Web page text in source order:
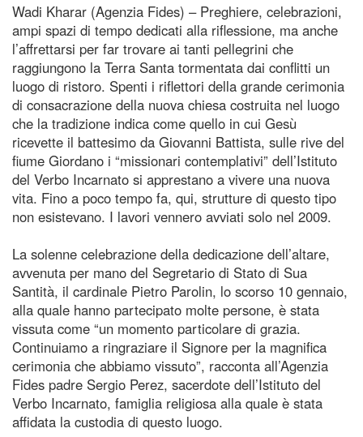
Wadi Kharar (Agenzia Fides) – Preghiere, celebrazioni,
ampi spazi di tempo dedicati alla riflessione, ma anche
l’affrettarsi per far trovare ai tanti pellegrini che
raggiungono la Terra Santa tormentata dai conflitti un
luogo di ristoro. Spenti i riflettori della grande cerimonia
di consacrazione della nuova chiesa costruita nel luogo
che la tradizione indica come quello in cui Gesù
ricevette il battesimo da Giovanni Battista, sulle rive del
fiume Giordano i “missionari contemplativi” dell’Istituto
del Verbo Incarnato si apprestano a vivere una nuova
vita. Fino a poco tempo fa, qui, strutture di questo tipo
non esistevano. I lavori vennero avviati solo nel 2009.
La solenne celebrazione della dedicazione dell’altare,
avvenuta per mano del Segretario di Stato di Sua
Santità, il cardinale Pietro Parolin, lo scorso 10 gennaio,
alla quale hanno partecipato molte persone, è stata
vissuta come “un momento particolare di grazia.
Continuiamo a ringraziare il Signore per la magnifica
cerimonia che abbiamo vissuto”, racconta all’Agenzia
Fides padre Sergio Perez, sacerdote dell’Istituto del
Verbo Incarnato, famiglia religiosa alla quale è stata
affidata la custodia di questo luogo.